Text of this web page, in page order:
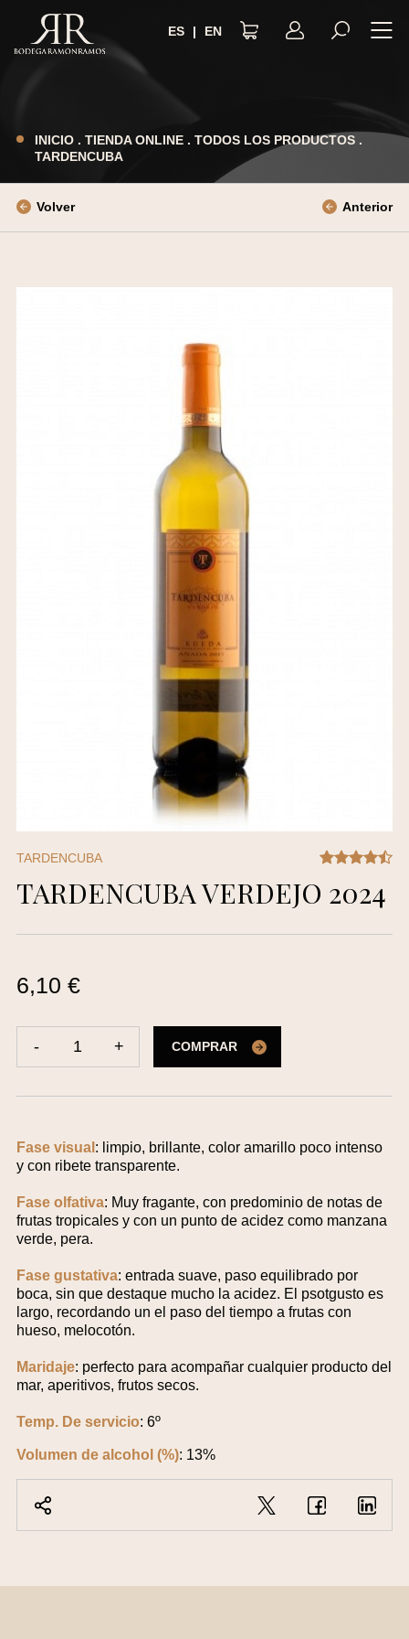
ES EN
INICIO. TIENDA ONLINE. TODOS LOS PRODUCTOS.
TARDENCUBA
Volver Anterior
TARDENCUBA
TARDENCUBA VERDEJO 2024
6,10 €
- 1 + COMPRAR
Fase visual : limpio, brillante, color amarillo poco intenso
y con ribete transparente.
Fase olfativa: Muy fragante, con predominio de notas de
frutas tropicales y con un punto de acidez como manzana
verde, pera.
Fase gustativa: entrada suave, paso equilibrado por
boca, sin que destaque mucho la acidez. El psotgusto es
largo, recordando un el paso del tiempo a frutas con
hueso, melocotón.
Maridaje: perfecto para acompañar cualquier producto del
mar, aperitivos, frutos secos.
Temp. De servicio: 6º
Volumen de alcohol (%): 13%
TÉRMINOS Y CONDICIONES
POLÍTICA DE COOKIES